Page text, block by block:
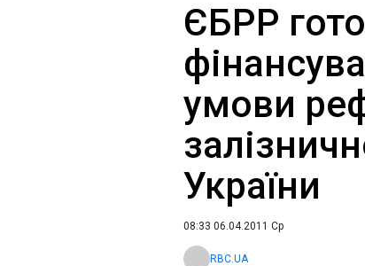
ЄБРР
умови
України
08:33 06.04.2011 Ср
RBC.UA